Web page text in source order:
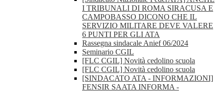
I TRIBUNALI DI ROMA SIRACUSA E
CAMPOBASSO DICONO CHE IL
SERVIZIO MILITARE DEVE VALERE
6 PUNTI PER GLI ATA
Rassegna sindacale Anief 06/2024
Seminario CGIL
[FLC CGIL] Novità cedolino scuola
[FLC CGIL] Novità cedolino scuola
[SINDACATO ATA - INFORMAZIONI]
FENSIR SAATA INFORMA -